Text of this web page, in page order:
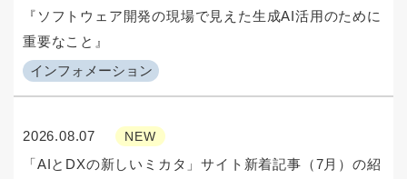
インフォメーション
『ソフトウェア開発の現場で見えた生成AI活用のために
重要なこと』
2026.08.07 NEW
「AIとDXの新しいミカタ」サイト新着記事（7月）の紹